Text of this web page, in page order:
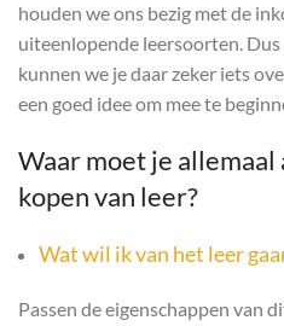
houden we ons bezig met de
uiteenlopende leersoorten.
kunnen we je daar zeker iets
een goed idee om mee te
Waar moet je allemaal
kopen van leer?
Wat wil ik van het leer
Passen de eigenschappen van